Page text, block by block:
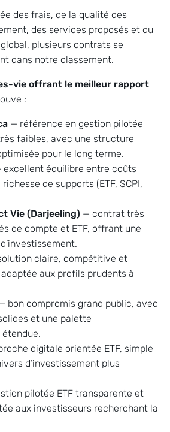
des frais, de la qualité des
des services proposés et du
plusieurs contrats se
dans notre classement.
vie offrant le meilleur rapport
:
— référence en gestion pilotée
faibles, avec une structure
pour le long terme.
excellent équilibre entre coûts
de supports (ETF, SCPI,
Vie (Darjeeling) — contrat très
de compte et ETF, offrant une
claire, compétitive et
aux profils prudents à
bon compromis grand public, avec
et une palette
étendue.
digitale orientée ETF, simple
d’investissement plus
pilotée ETF transparente et
aux investisseurs recherchant la